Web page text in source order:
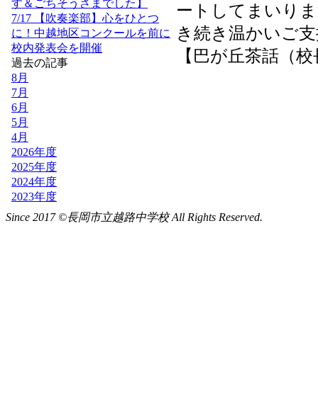
Since 2017 ©長岡市立越路中学校 All Rights Reserved.